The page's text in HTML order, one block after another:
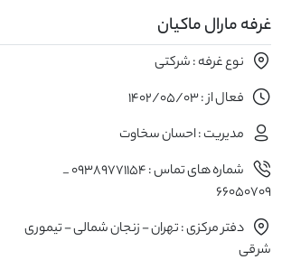
غرفه مارال ماکیان
نوع غرفه : شرکتی
فعال از : 1402/05/03
مدیریت : احسان سخاوت
شماره های تماس : 09389771154 _
66050709
دفتر مرکزی : تهران - زنجان شمالی - تیموری
شرقی